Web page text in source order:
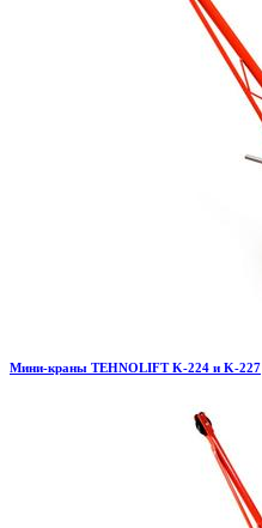
Мини-краны TEHNOLIFT K-224 и K-227